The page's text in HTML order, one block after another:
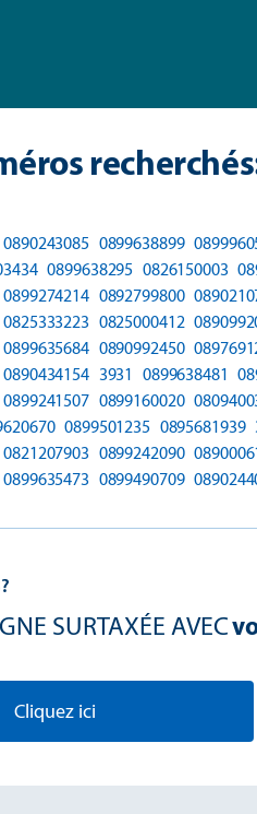
0890243085 0899638899
0899638295 0826150003
0899274214 0892799800
0825333223 0825000412
0899635684 0890992450
0890434154 3931 0899638481
0899241507 0899160020
0899501235 0895681939
0821207903 0899242090
0899635473 0899490709
SURTAXÉE AVEC
Cliquez ici